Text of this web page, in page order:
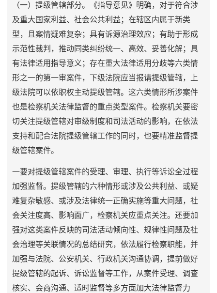
（一）提级管辖部分。《指导意见》明确，对于符合涉
及重大国家利益、社会公共利益；在辖区内属于新类
型，且案情疑难复杂；具有诉源治理效应；有助于形成
示范性裁判，推动同类纠纷统一、高效、妥善化解；具
有法律适用指导意义；存在重大法律适用分歧等六类情
形之一的第一审案件，下级法院应当报请提级管辖，上
级法院可以依职权主动提级管辖。这六类情形所涉案件
也是检察机关法律监督的重点类型案件。检察机关要密
切关注提级管辖对审级制度和司法活动的影响，在依法
支持和配合法院提级管辖工作的同时，也要精准监督提
级管辖案件。
一要对提级管辖案件的受理、审理、执行等诉讼全过程
加强监督。提级管辖的六种情形或涉及公共利益、或疑
难复杂敏感、或涉及法律统一正确实施等重大问题，社
会关注度高、影响面广，检察机关应重点关注。还要加
强对这类案件反映的司法活动倾向性、规律性问题及社
会治理等关联情况的总结研究，依法履行检察职能，并
加强与法院、公安机关、行政机关沟通协调，提前做好
提级管辖的起诉、诉讼监督等工作，从案件受理、调查
核实、会商沟通、适时监督等多方面加大法律监督力